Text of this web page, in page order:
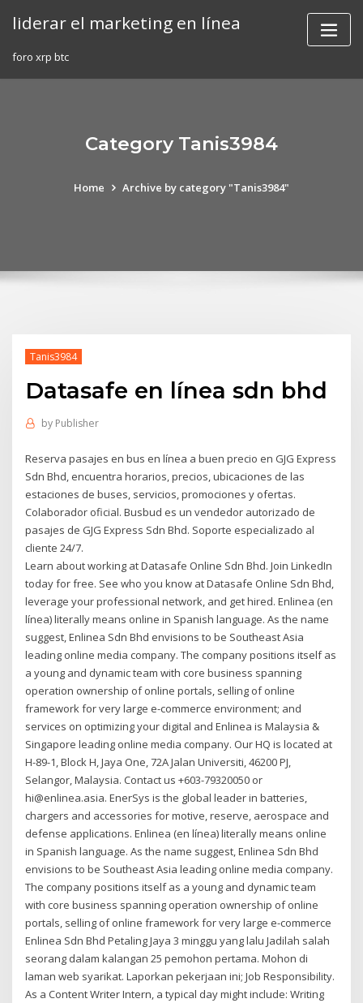
liderar el marketing en línea
foro xrp btc
Category Tanis3984
Home Archive by category "Tanis3984"
Tanis3984
Datasafe en línea sdn bhd
by Publisher
Reserva pasajes en bus en línea a buen precio en GJG Express
Sdn Bhd, encuentra horarios, precios, ubicaciones de las
estaciones de buses, servicios, promociones y ofertas.
Colaborador oficial. Busbud es un vendedor autorizado de
pasajes de GJG Express Sdn Bhd. Soporte especializado al
cliente 24/7.
Learn about working at Datasafe Online Sdn Bhd. Join LinkedIn
today for free. See who you know at Datasafe Online Sdn Bhd,
leverage your professional network, and get hired. Enlinea (en
línea) literally means online in Spanish language. As the name
suggest, Enlinea Sdn Bhd envisions to be Southeast Asia
leading online media company. The company positions itself as
a young and dynamic team with core business spanning
operation ownership of online portals, selling of online
framework for very large e-commerce environment; and
services on optimizing your digital and Enlinea is Malaysia &
Singapore leading online media company. Our HQ is located at
H-89-1, Block H, Jaya One, 72A Jalan Universiti, 46200 PJ,
Selangor, Malaysia. Contact us +603-79320050 or
hi@enlinea.asia. EnerSys is the global leader in batteries,
chargers and accessories for motive, reserve, aerospace and
defense applications. Enlinea (en línea) literally means online
in Spanish language. As the name suggest, Enlinea Sdn Bhd
envisions to be Southeast Asia leading online media company.
The company positions itself as a young and dynamic team
with core business spanning operation ownership of online
portals, selling of online framework for very large e-commerce
Enlinea Sdn Bhd Petaling Jaya 3 minggu yang lalu Jadilah salah
seorang dalam kalangan 25 pemohon pertama. Mohon di
laman web syarikat. Laporkan pekerjaan ini; Job Responsibility.
As a Content Writer Intern, a typical day might include: Writing